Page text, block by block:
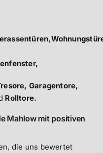
Garagentore,
Rolltore.
Mahlow mit positiven
die uns bewertet